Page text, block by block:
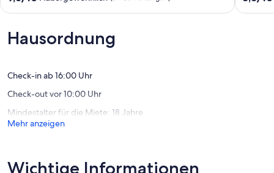
12
MIN.
CITY
Außergewöhnlich,
(54
und
Hausordnung
Check-in ab 16:00 Uhr
Check-out vor 10:00 Uhr
Mindestalter für die Miete: 18 Jahre
Mehr anzeigen
Wichtige Informationen